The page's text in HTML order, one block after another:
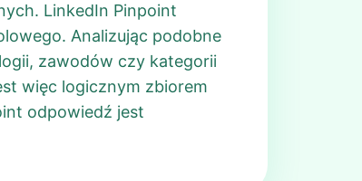
LinkedIn Pinpoint
Analizując podobne
zawodów czy kategorii
więc logicznym zbiorem
odpowiedź jest